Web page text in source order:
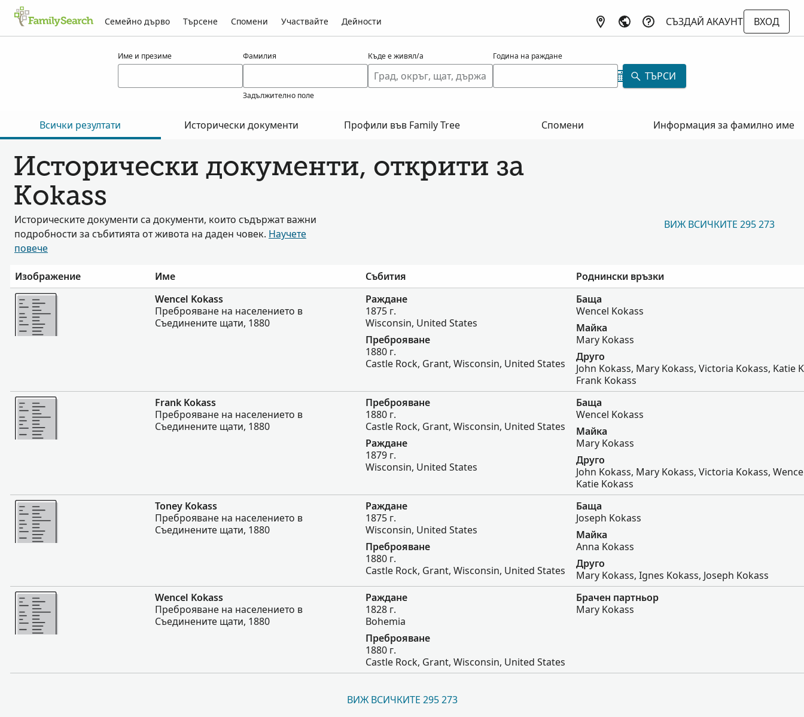
Семейно дърво Търсене Спомени Участвайте Дейности СЪЗДАЙ АКАУНТ
ВХОД
Име и презиме Фамилия
Задължително поле
Къде е живял/а Година на раждане
ТЪРСИ
Всички резултати Исторически документи Профили във Family Tree Спомени Информация за фамилно име
Исторически документи, открити за
Kokass
Историческите документи са документи, които съдържат важни
подробности за събитията от живота на даден човек. Научете
повече
ВИЖ ВСИЧКИТЕ 295 273
Изображение Име Събития
Роднински връзки
Повече
Wencel Kokass
Преброяване на населението в
Съединените щати, 1880
Раждане
1875 г.
Wisconsin, United States
Преброяване
1880 г.
Castle Rock, Grant, Wisconsin, United States
Баща
Wencel Kokass
Майка
Mary Kokass
Друго
John Kokass, Mary Kokass, Victoria Kokass, Katie
Frank Kokass
Повече
Frank Kokass
Преброяване на населението в
Съединените щати, 1880
Преброяване
1880 г.
Castle Rock, Grant, Wisconsin, United States
Раждане
1879 г.
Wisconsin, United States
Баща
Wencel Kokass
Майка
Mary Kokass
Друго
John Kokass, Mary Kokass, Victoria Kokass,
Katie Kokass
Повече
Toney Kokass
Преброяване на населението в
Съединените щати, 1880
Раждане
1875 г.
Wisconsin, United States
Преброяване
1880 г.
Castle Rock, Grant, Wisconsin, United States
Баща
Joseph Kokass
Майка
Anna Kokass
Друго
Mary Kokass, Ignes Kokass, Joseph Kokass
Повече
Wencel Kokass
Преброяване на населението в
Съединените щати, 1880
Раждане
1828 г.
Bohemia
Преброяване
1880 г.
Castle Rock, Grant, Wisconsin, United States
Брачен партньор
Mary Kokass
ВИЖ ВСИЧКИТЕ 295 273